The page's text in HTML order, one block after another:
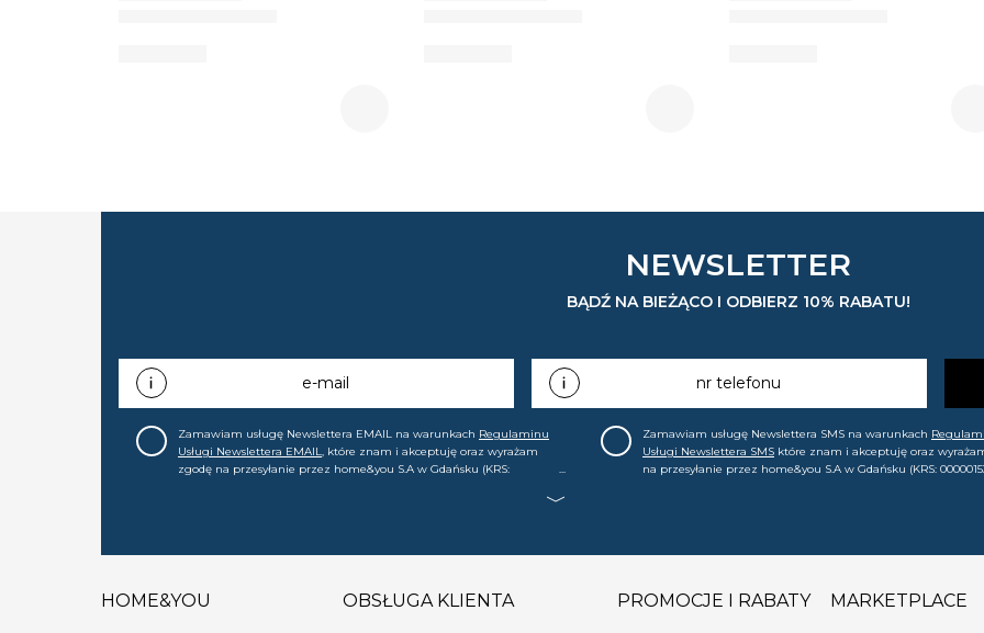
NEWSLETTER
BĄDŹ NA BIEŻĄCO I ODBIERZ 10% RABATU!
e-mail
Zamawiam usługę Newslettera EMAIL na warunkach Regulaminu
Usługi Newslettera EMAIL, które znam i akceptuję oraz wyrażam
zgodę na przesyłanie przez home&you S.A w Gdańsku (KRS:
nowościach, ofertach, promocjach, wyprzedażach). Wiem, że mogę tę
nr telefonu
Zamawiam usługę Newslettera SMS na warunkach
Usługi Newslettera SMS które znam i akceptuję oraz
na przesyłanie przez home&you S.A w Gdańsku (KRS:
promocjach, wyprzedażach). Wiem, że mogę tę zgodę w
HOME&YOU OBSŁUGA KLIENTA PROMOCJE I RABATY MARKETPLACE